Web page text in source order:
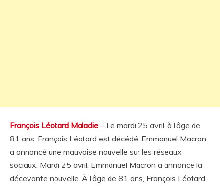
François Léotard Maladie – Le mardi 25 avril, à l’âge de
81 ans, François Léotard est décédé. Emmanuel Macron
a annoncé une mauvaise nouvelle sur les réseaux
sociaux. Mardi 25 avril, Emmanuel Macron a annoncé la
décevante nouvelle. À l’âge de 81 ans, François Léotard